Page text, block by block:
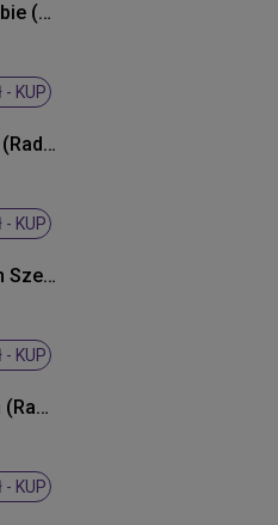
Tak przy tobie (Radio Edit)
- KUP
To były dni (Radio Edit)
- KUP
Twój Jeden Szept
- KUP
W dłoniach (Radio Edit)
- KUP